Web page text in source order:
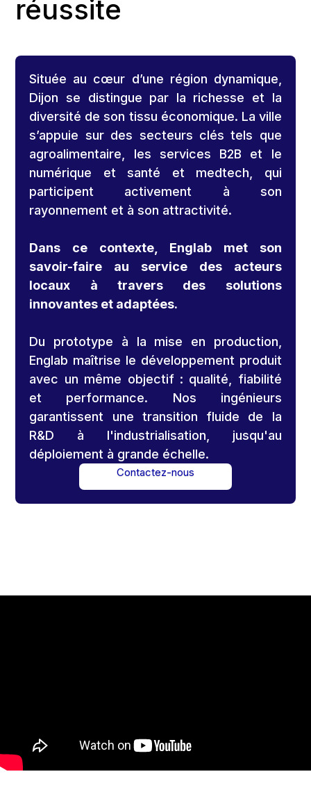
réussite
Située au cœur d’une région dynamique,
Dijon se distingue par la richesse et la
diversité de son tissu économique. La ville
s’appuie sur des secteurs clés tels que
agroalimentaire, les services B2B et le
numérique et santé et medtech, qui
participent activement à son
rayonnement et à son attractivité.
Dans ce contexte, Englab met son
savoir-faire au service des acteurs
locaux à travers des solutions
innovantes et adaptées.
Du prototype à la mise en production,
Englab maîtrise le développement produit
avec un même objectif : qualité, fiabilité
et performance. Nos ingénieurs
garantissent une transition fluide de la
R&D à l'industrialisation, jusqu'au
déploiement à grande échelle.
Contactez-nous